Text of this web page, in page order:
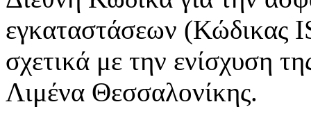
εγκαταστάσεων (Κώδικας
σχετικά με την ενίσχυση
Λιμένα Θεσσαλονίκης.